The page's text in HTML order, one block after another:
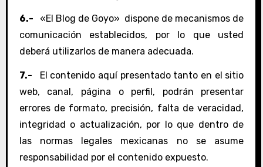
6.-
«El Blog de Goyo» dispone de mecanismos de
comunicación establecidos, por lo que usted
deberá utilizarlos de manera adecuada.
7.-
El contenido aquí presentado tanto en el sitio
web, canal, página o perfil, podrán presentar
errores de formato, precisión, falta de veracidad,
integridad o actualización, por lo que dentro de
las normas legales mexicanas no se asume
responsabilidad por el contenido expuesto.